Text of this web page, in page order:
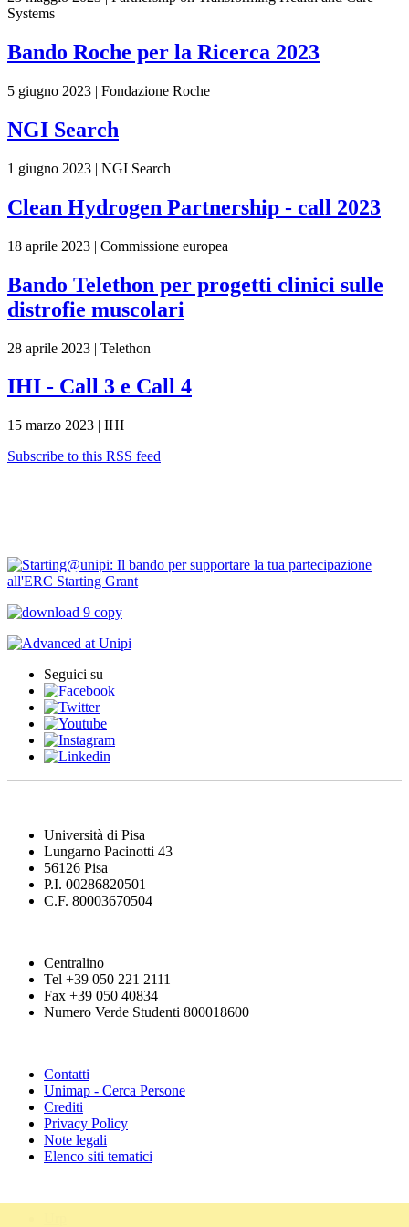
Systems
Bando Roche per la Ricerca 2023
5 giugno 2023 | Fondazione Roche
NGI Search
1 giugno 2023 | NGI Search
Clean Hydrogen Partnership - call 2023
18 aprile 2023 | Commissione europea
Bando Telethon per progetti clinici sulle
distrofie muscolari
28 aprile 2023 | Telethon
IHI - Call 3 e Call 4
15 marzo 2023 | IHI
Subscribe to this RSS feed
Seguici su
Università di Pisa
Lungarno Pacinotti 43
56126 Pisa
P.I. 00286820501
C.F. 80003670504
Centralino
Tel +39 050 221 2111
Fax +39 050 40834
Numero Verde Studenti 800018600
Contatti
Unimap - Cerca Persone
Crediti
Privacy Policy
Note legali
Elenco siti tematici